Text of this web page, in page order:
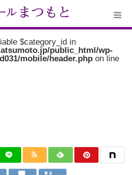
$category_id in
public_html/wp-
mobile/header.php on line